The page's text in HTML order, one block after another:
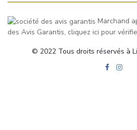
Marchand
des Avis Garantis, cliquez ici pour
© 2022 Tous droits réservés à